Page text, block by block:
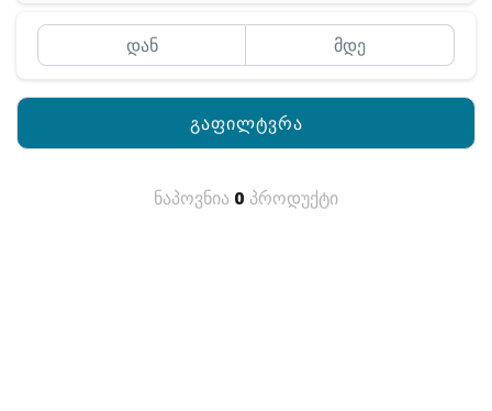
გაფილტვრა
ნაპოვნია0 პროდუქტი